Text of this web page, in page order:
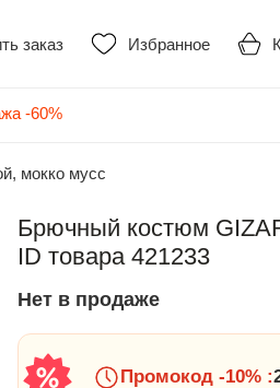
заказ Избранное
-60%
мокко мусс
Брючный костюм
ID товара 421233
Нет в продаже
Промокод -10% :